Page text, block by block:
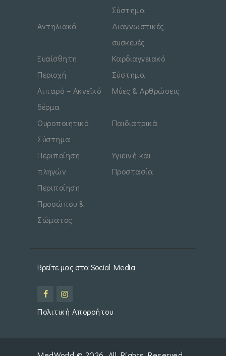
Σύστημα
Αντηλιακά
Διαγνωστικές
συσκευές
Ευαίσθητη
Περιοχή
Καρδιαγγειακό
Σύστημα
Λιπαρό – Ακνεϊκό
δέρμα
Μύες & Αρθρώσεις
Ουροποιητικό
Σύστημα
Παιδιατρικά
Περιποίηση
πληγών
Υγιεινή και
Προστασία
Περιποίηση
Προσώπου &
Σώματος
Βρείτε μας στα Social Media
Πολιτική Απορρήτου